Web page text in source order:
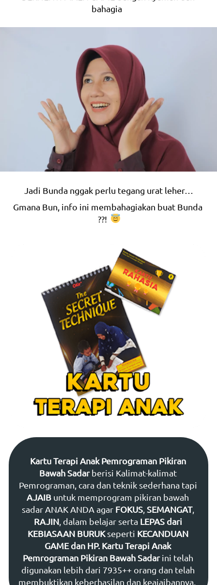
bahagia
Jadi Bunda nggak perlu tegang urat leher…
Gmana Bun, info ini membahagiakan buat Bunda
??!
Kartu Terapi Anak Pemrograman Pikiran
Bawah Sadar berisi Kalimat-kalimat
AJAIB untuk memprogram pikiran bawah
sadar ANAK ANDA agar FOKUS, SEMANGAT
RAJIN, dalam belajar serta LEPAS dari
KEBIASAAN BURUK seperti KECANDUAN
GAME dan HP. Kartu Terapi Anak
Pemrograman Pikiran Bawah Sadar ini telah
digunakan lebih dari 7935++ orang dan telah
membuktikan keberhasilan dan keajaibannya.